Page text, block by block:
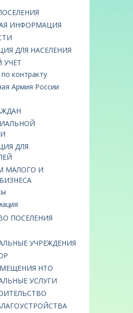
ИНФОРМАЦИЯ
ДЛЯ НАСЕЛЕНИЯ
УЧЕТ
контракту
Армия России
ДЛЯ
МАЛОГО И
ПОСЕЛЕНИЯ
УЧРЕЖДЕНИЯ
НТО
УСЛУГИ